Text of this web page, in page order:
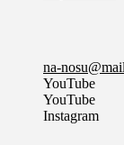
na-
YouTube
YouTube
Instagram